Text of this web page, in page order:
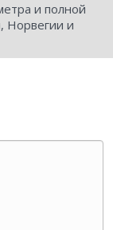
и полной
Норвегии и